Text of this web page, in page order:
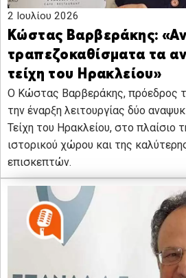
2 Ιουλίου 2026
Κώστας Βαρβεράκης:
τραπεζοκαθίσματα τα
τείχη του Ηρακλείου»
Ο Κώστας Βαρβεράκης, πρόεδρος
την έναρξη λειτουργίας δύο
Τείχη του Ηρακλείου, στο πλαίσιο
ιστορικού χώρου και της
επισκεπτών.